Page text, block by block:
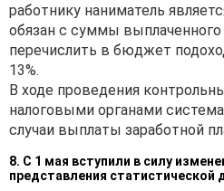
работнику наниматель
обязан с суммы
перечислить в бюджет
13%.
В ходе проведения
налоговыми органами
случаи выплаты заработной
8. С 1 мая вступили в силу
представления статистической